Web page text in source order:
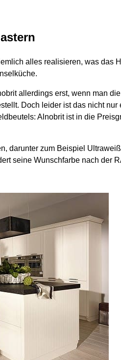
alles realisieren, was das
allerdings erst, wenn man
Doch leider ist das nicht nur
Alnobrit ist in die
darunter zum Beispiel
seine Wunschfarbe nach der